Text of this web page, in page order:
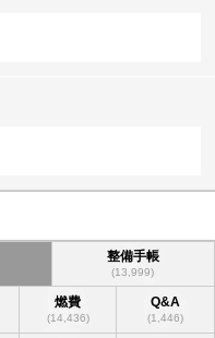
整備手帳
(13,999)
燃費
(14,436)
Q&A
(1,446)